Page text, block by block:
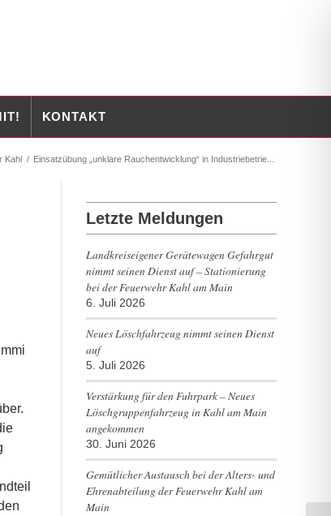
KONTAKT
Kahl / Einsatzübung „unklare Rauchentwicklung“ in Industriebetrie...
Letzte Meldungen
Landkreiseigener Gerätewagen Gefahrgut
nimmt seinen Dienst auf – Stationierung
bei der Feuerwehr Kahl am Main
6. Juli 2026
Neues Löschfahrzeug nimmt seinen Dienst
auf
5. Juli 2026
Verstärkung für den Fuhrpark – Neues
Löschgruppenfahrzeug in Kahl am Main
angekommen
30. Juni 2026
Gemütlicher Austausch bei der Alters- und
Ehrenabteilung der Feuerwehr Kahl am
Main